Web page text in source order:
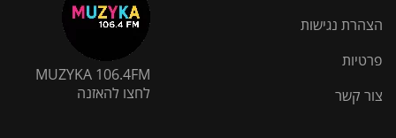
הצהרת נגישות
פרטיות
צור קשר
MUZYKA 106.4FM
לחצו להאזנה